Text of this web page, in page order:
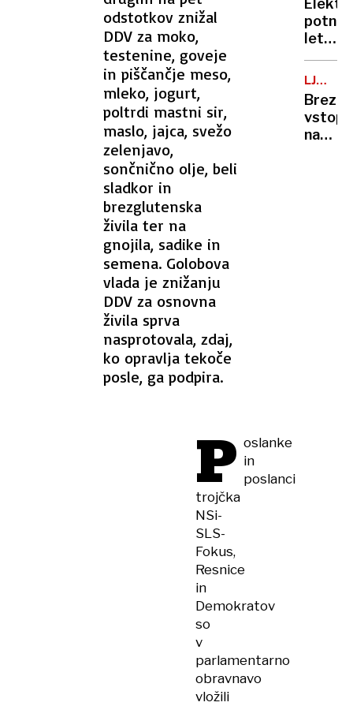
odstotkov znižal
DDV za moko,
testenine, goveje
in piščančje meso,
mleko, jogurt,
poltrdi mastni sir,
maslo, jajca, svežo
zelenjavo,
sončnično olje, beli
sladkor in
brezglutenska
živila ter na
gnojila, sadike in
semena. Golobova
vlada je znižanju
DDV za osnovna
živila sprva
nasprotovala, zdaj,
ko opravlja tekoče
posle, ga podpira.
P oslanke
in
poslanci
trojčka
NSi-
SLS-
Fokus,
Resnice
in
Demokratov
so
v
parlamentarno
obravnavo
vložili
razkrili
doslej
letala
niso
več
le
po
na